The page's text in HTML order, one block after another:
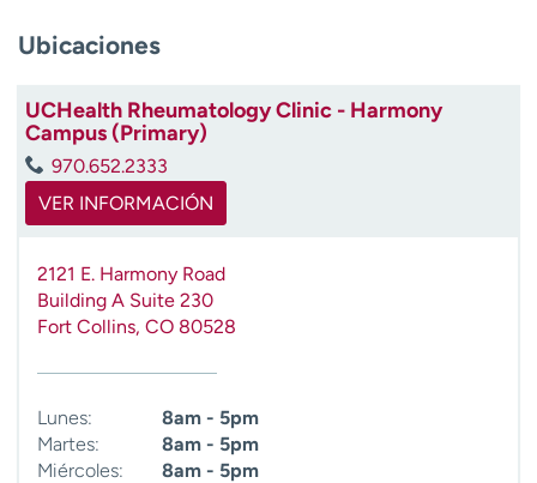
aUbicaciones
UCHealth Rheumatology Clinic - Harmony
Campus (Primary)
970.652.2333
VER INFORMACIÓN
2121 E. Harmony Road
Building A Suite 230
Fort Collins, CO 80528
Lunes:
8am - 5pm
Martes:
8am - 5pm
Miércoles:
8am - 5pm